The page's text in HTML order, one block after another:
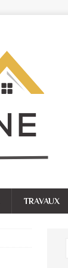
TRAVAUX